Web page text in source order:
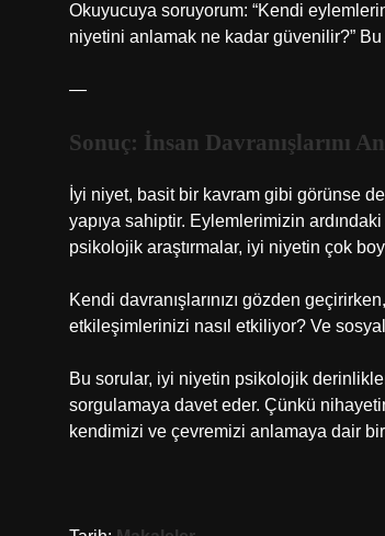
Okuyucuya soruyorum: “Kendi
niyetini anlamak ne kadar güvenilir?”
—
Sonuç: İnsan Davranışlarını
İyi niyet, basit bir kavram gibi görünse
yapıya sahiptir. Eylemlerimizin
psikolojik araştırmalar, iyi niyetin çok
Kendi davranışlarınızı gözden
etkileşimlerinizi nasıl etkiliyor? Ve
Bu sorular, iyi niyetin psikolojik
sorgulamaya davet eder. Çünkü
kendimizi ve çevremizi anlamaya dair